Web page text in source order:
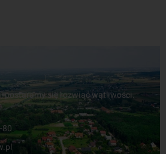
postaramy się rozwiać wątliwości.